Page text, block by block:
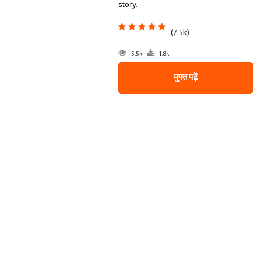
story.
(7.5k)
5.5k 1.8k
मुफ्त पढ़ें